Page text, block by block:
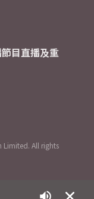
目直播及重
All rights